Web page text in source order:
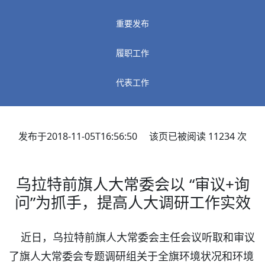
重要发布
履职工作
代表工作
发布于2018-11-05T16:56:50 该页已被阅读 11234 次
乌拉特前旗人大常委会以 “审议+询
问”为抓手，提高人大调研工作实效
近日，乌拉特前旗人大常委会主任会议听取和审议
了旗人大常委会专题调研组关于全旗环境状况和环境